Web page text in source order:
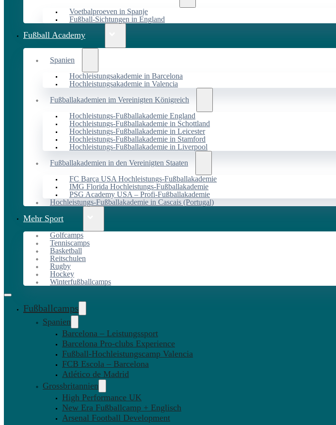
Voetbalproeven in Spanje
Fußball-Sichtungen in England
Fußball Academy
Spanien
Hochleistungsakademie in Barcelona
Hochleistungsakademie in Valencia
Fußballakademien im Vereinigten Königreich
Hochleistungs-Fußballakademie England
Hochleistungs-Fußballakademie in Schottland
Hochleistungs-Fußballakademie in Leicester
Hochleistungs-Fußballakademie in Stamford
Hochleistungs-Fußballakademie in Liverpool
Fußballakademien in den Vereinigten Staaten
FC Barça USA Hochleistungs-Fußballakademie
IMG Florida Hochleistungs-Fußballakademie
PSG Academy USA – Profi-Fußballakademie
Hochleistungs-Fußballakademie in Cascais (Portugal)
Mehr Sport
Golfcamps
Tenniscamps
Basketball
Reitschulen
Rugby
Hockey
Winterfußballcamps
Fußballcamps
Spanien
Barcelona – Leistungssport
Barcelona Pro-clubs Experience
Fußball-Hochleistungscamp Valencia
FCB Escola – Barcelona
Atlético de Madrid
Grossbritannien
High Performance UK
New Era Fußballcamp + Englisch
Arsenal Football Development